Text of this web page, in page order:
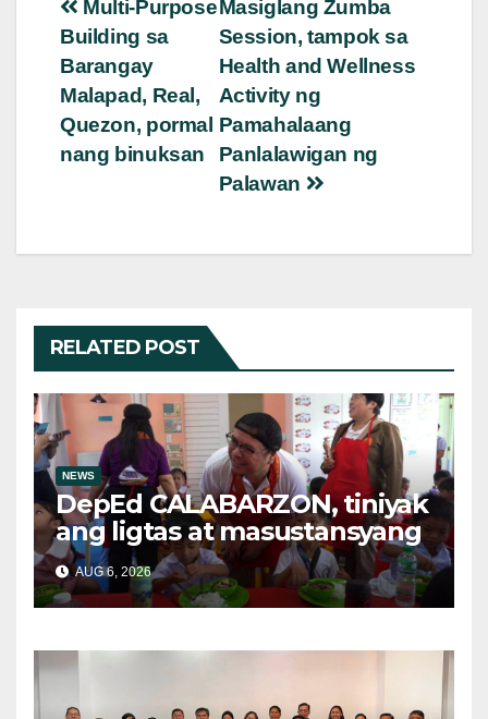
Post
navigation
Masiglang Zumba
Session, tampok sa
Health and Wellness
Activity ng
Pamahalaang
Panlalawigan ng
Palawan
Multi-Purpose
Building sa
Barangay
Malapad, Real,
Quezon, pormal
nang binuksan
RELATED POST
NEWS
DepEd CALABARZON, tiniyak
ang ligtas at masustansyang
pagkain sa School-Based
Feeding Program
AUG 6, 2026